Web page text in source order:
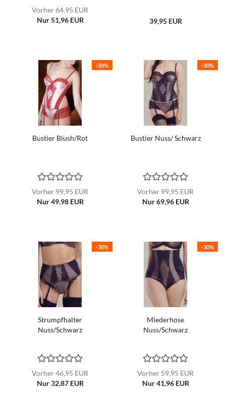
Vorher 64,95 EUR
Nur 51,96 EUR
39,95 EUR
-50%
Bustier Blush/Rot
Vorher 99,95 EUR
Nur 49,98 EUR
-30%
Bustier Nuss/ Schwarz
Vorher 99,95 EUR
Nur 69,96 EUR
-30%
Strumpfhalter
Nuss/Schwarz
Vorher 46,95 EUR
Nur 32,87 EUR
-30%
Miederhose
Nuss/Schwarz
Vorher 59,95 EUR
Nur 41,96 EUR